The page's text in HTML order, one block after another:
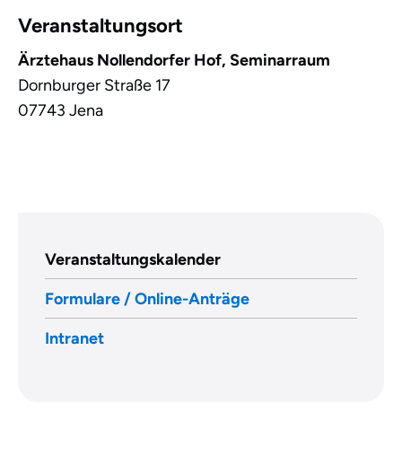
Veranstaltungsort
Ärztehaus Nollendorfer Hof, Seminarraum
Dornburger Straße 17
07743 Jena
Veranstaltungskalender
Formulare / Online-Anträge
Intranet